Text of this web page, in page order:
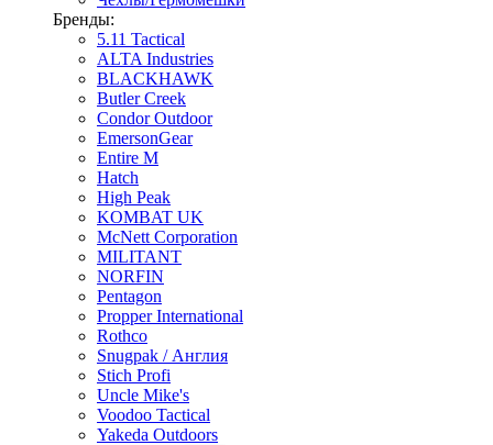
Бренды:
5.11 Tactical
ALTA Industries
BLACKHAWK
Butler Creek
Condor Outdoor
EmersonGear
Entire M
Hatch
High Peak
KOMBAT UK
McNett Corporation
MILITANT
NORFIN
Pentagon
Propper International
Rothco
Snugpak / Англия
Stich Profi
Uncle Mike's
Voodoo Tactical
Yakeda Outdoors